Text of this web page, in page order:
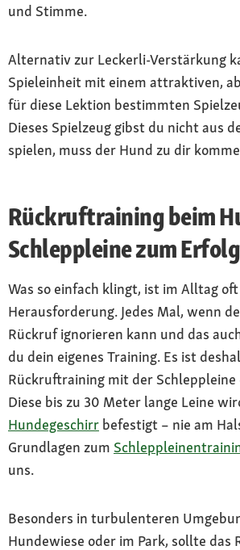
und Stimme.
Alternativ zur Leckerli-Verstärkung
Spieleinheit mit einem attraktiven,
für diese Lektion bestimmten
Dieses Spielzeug gibst du nicht aus
spielen, muss der Hund zu dir
Rückruftraining beim
Schleppleine zum Erfolg
Was so einfach klingt, ist im Alltag
Herausforderung. Jedes Mal, wenn
Rückruf ignorieren kann und das
du dein eigenes Training. Es ist
Rückruftraining mit der
Diese bis zu 30 Meter lange Leine
Hundegeschirr befestigt – nie am
Grundlagen zum
uns.
Besonders in turbulenteren
Hundewiese oder im Park, sollte das